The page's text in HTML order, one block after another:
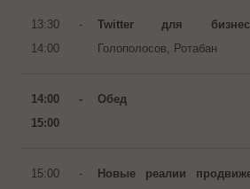
13:30 -
14:00
Twitter для
Голополосов, Ротабан
14:00 -
15:00
Обед
15:00 -
Новые реалии